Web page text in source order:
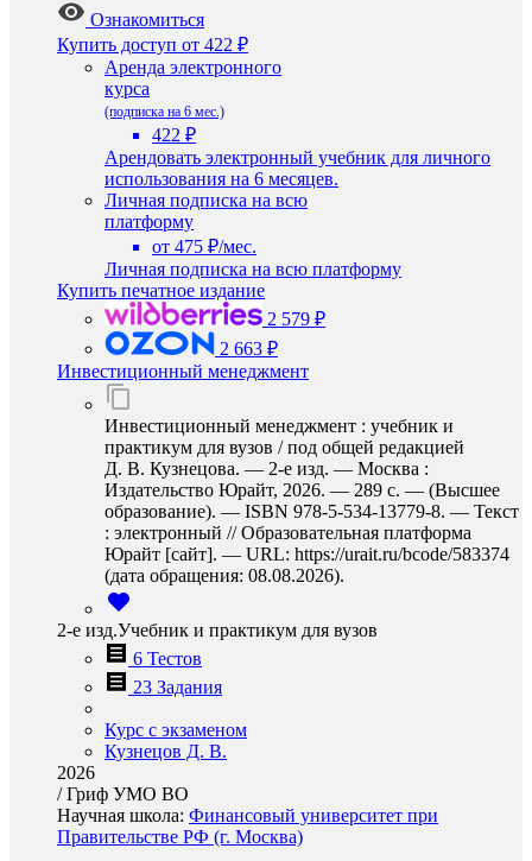
Ознакомиться
Купить доступ от 422 ₽
Аренда электронного
курса
(подписка на 6 мес.)
422 ₽
Арендовать электронный учебник для личного
использования на 6 месяцев.
Личная подписка на всю
платформу
от 475 ₽/мес.
Личная подписка на всю платформу
Купить печатное издание
2 579 ₽
2 663 ₽
Инвестиционный менеджмент
Инвестиционный менеджмент : учебник и
практикум для вузов / под общей редакцией
Д. В. Кузнецова. — 2-е изд. — Москва :
Издательство Юрайт, 2026. — 289 с. — (Высшее
образование). — ISBN 978-5-534-13779-8. — Текст
: электронный // Образовательная платформа
Юрайт [сайт]. — URL: https://urait.ru/bcode/583374
(дата обращения: 08.08.2026).
2-е изд.Учебник и практикум для вузов
6 Тестов
23 Задания
Курс с экзаменом
Кузнецов Д. В.
2026
/Гриф УМО ВО
Научная школа: Финансовый университет при
Правительстве РФ (г. Москва)